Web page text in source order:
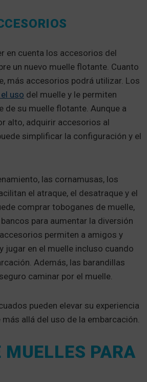
en cuenta los accesorios del
un nuevo muelle flotante. Cuanto
más accesorios podrá utilizar. Los
uso del muelle y le permiten
de su muelle flotante. Aunque a
alto, adquirir accesorios al
simplificar la configuración y el
las cornamusas, los
el atraque, el desatraque y el
comprar toboganes de muelle,
para aumentar la diversión
permiten a amigos y
jugar en el muelle incluso cuando
Además, las barandillas
caminar por el muelle.
pueden elevar su experiencia
allá del uso de la embarcación.
MUELLES PARA